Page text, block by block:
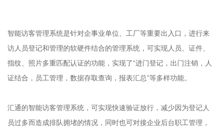
智能访客管理系统是针对企事业单位、工厂等重要出入口，进行来
访人员登记和管理的软硬件结合的管理系统，可实现人员、证件、
指纹、照片多重匹配认证的功能，实现了“进门登记，出门注销，人
证结合，员工管理，数据存取查询，报表汇总”等多样功能。
汇通的智能访客管理系统，可实现快速验证放行，减少因为登记人
员过多而造成排队拥堵的情况，同时也可对接企业后台职工管理，